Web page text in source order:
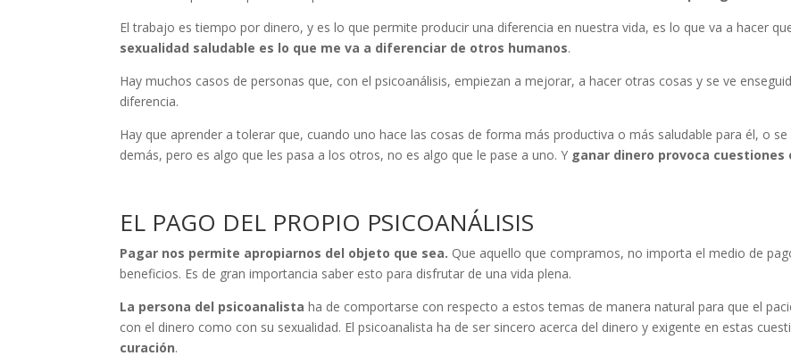
El trabajo es tiempo por dinero, y es lo que permite producir una diferencia en nuestra vida, es lo que va a hacer
sexualidad saludable es lo que me va a diferenciar de otros humanos.
Hay muchos casos de personas que, con el psicoanálisis, empiezan a mejorar, a hacer otras cosas y se ve
diferencia.
Hay que aprender a tolerar que, cuando uno hace las cosas de forma más productiva o más saludable para él, o
demás, pero es algo que les pasa a los otros, no es algo que le pase a uno. Y ganar dinero provoca cuestiones
EL PAGO DEL PROPIO PSICOANÁLISIS
Pagar nos permite apropiarnos del objeto que sea. Que aquello que compramos, no importa el medio de
beneficios. Es de gran importancia saber esto para disfrutar de una vida plena.
La persona del psicoanalista ha de comportarse con respecto a estos temas de manera natural para que el
con el dinero como con su sexualidad. El psicoanalista ha de ser sincero acerca del dinero y exigente en estas
curación.